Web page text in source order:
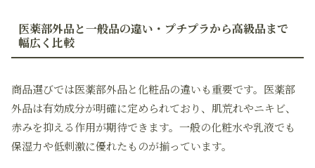
医薬部外品と一般品の違い・プチプラから高級品まで
幅広く比較
商品選びでは医薬部外品と化粧品の違いも重要です。医薬部
外品は有効成分が明確に定められており、肌荒れやニキビ、
赤みを抑える作用が期待できます。一般の化粧水や乳液でも
保湿力や低刺激に優れたものが揃っています。